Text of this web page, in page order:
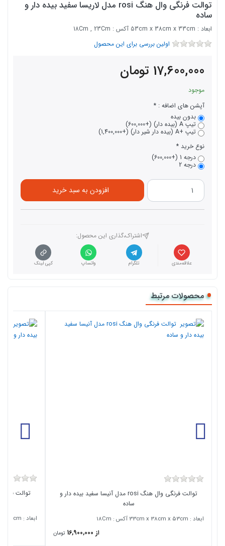
توالت فرنگی وال هنگ rosi مدل لاریسا سفید بیده دار و
ساده
ابعاد : 53cm x 38cm x 33cm آکس : 18Cm , 23Cm
اولین بررسی برای این محصول
17,600,000 تومان
موجود
آپشن های اضافه :
بدون بیده
تیپ A (بیده دار) (+600,000)
تیپ +A (بیده دار شیر دار) (+1,400,000)
نوع خرید
درجه 1 (+600,000)
درجه 2
افزودن به سبد خرید
اشتراک،گذاری این محصول‌:
علاقه‌مندی تلگرام واتساپ کپی لینک
محصولات مرتبط
توالت فرنگی وال هنگ rosi مدل آنیسا سفید بیده دار و
ساده
ابعاد : 33cm x 38cm x 53cm آکس : 18Cm
از 16,900,000 تومان
ابعاد : 33cm x 38cm x 53cm آکس : 18Cm